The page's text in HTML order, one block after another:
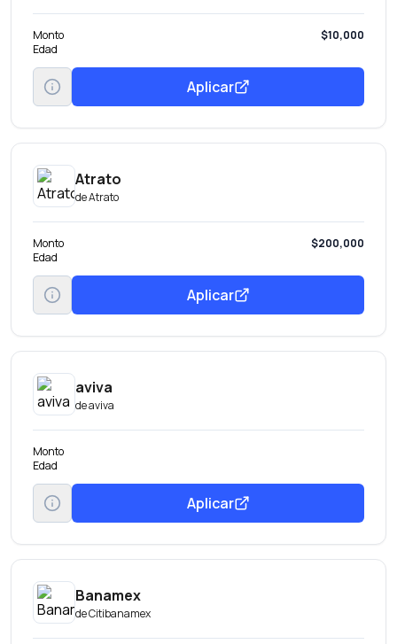
Monto
$10,000
Edad
Aplicar
Atrato
deAtrato
Monto
$200,000
Edad
Aplicar
aviva
deaviva
Monto
Edad
Aplicar
Banamex
deCitibanamex